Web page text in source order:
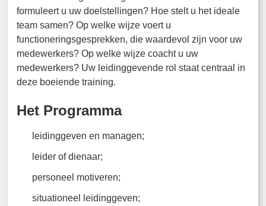
formuleert u uw doelstellingen? Hoe stelt u het ideale
team samen? Op welke wijze voert u
functioneringsgesprekken, die waardevol zijn voor uw
medewerkers? Op welke wijze coacht u uw
medewerkers? Uw leidinggevende rol staat centraal in
deze boeiende training.
Het Programma
leidinggeven en managen;
leider of dienaar;
personeel motiveren;
situationeel leidinggeven;